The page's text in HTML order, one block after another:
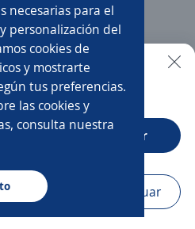
necesarias para el
personalización del
cookies de
y mostrarte
tus preferencias.
las cookies y
consulta nuestra
Avisos Favoritos
personal
Auxiliar de laboratorio
punto de venta
fácil en la app
Abrir
Continuar